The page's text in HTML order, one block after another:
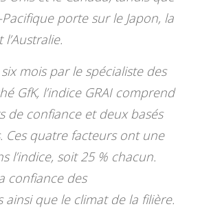
Pacifique porte sur le Japon, la
mois par le spécialiste des
GfK, l’indice GRAI comprend
de confiance et deux basés
Ces quatre facteurs ont une
l’indice, soit 25 % chacun.
confiance des
ainsi que le climat de la filière.